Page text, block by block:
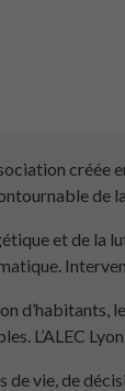
créée
de la
et de la
d’habitants,
L’ALEC
de vie, de